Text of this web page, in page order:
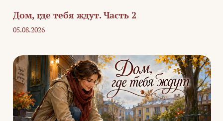
Дом, где тебя ждут. Часть 2
05.08.2026